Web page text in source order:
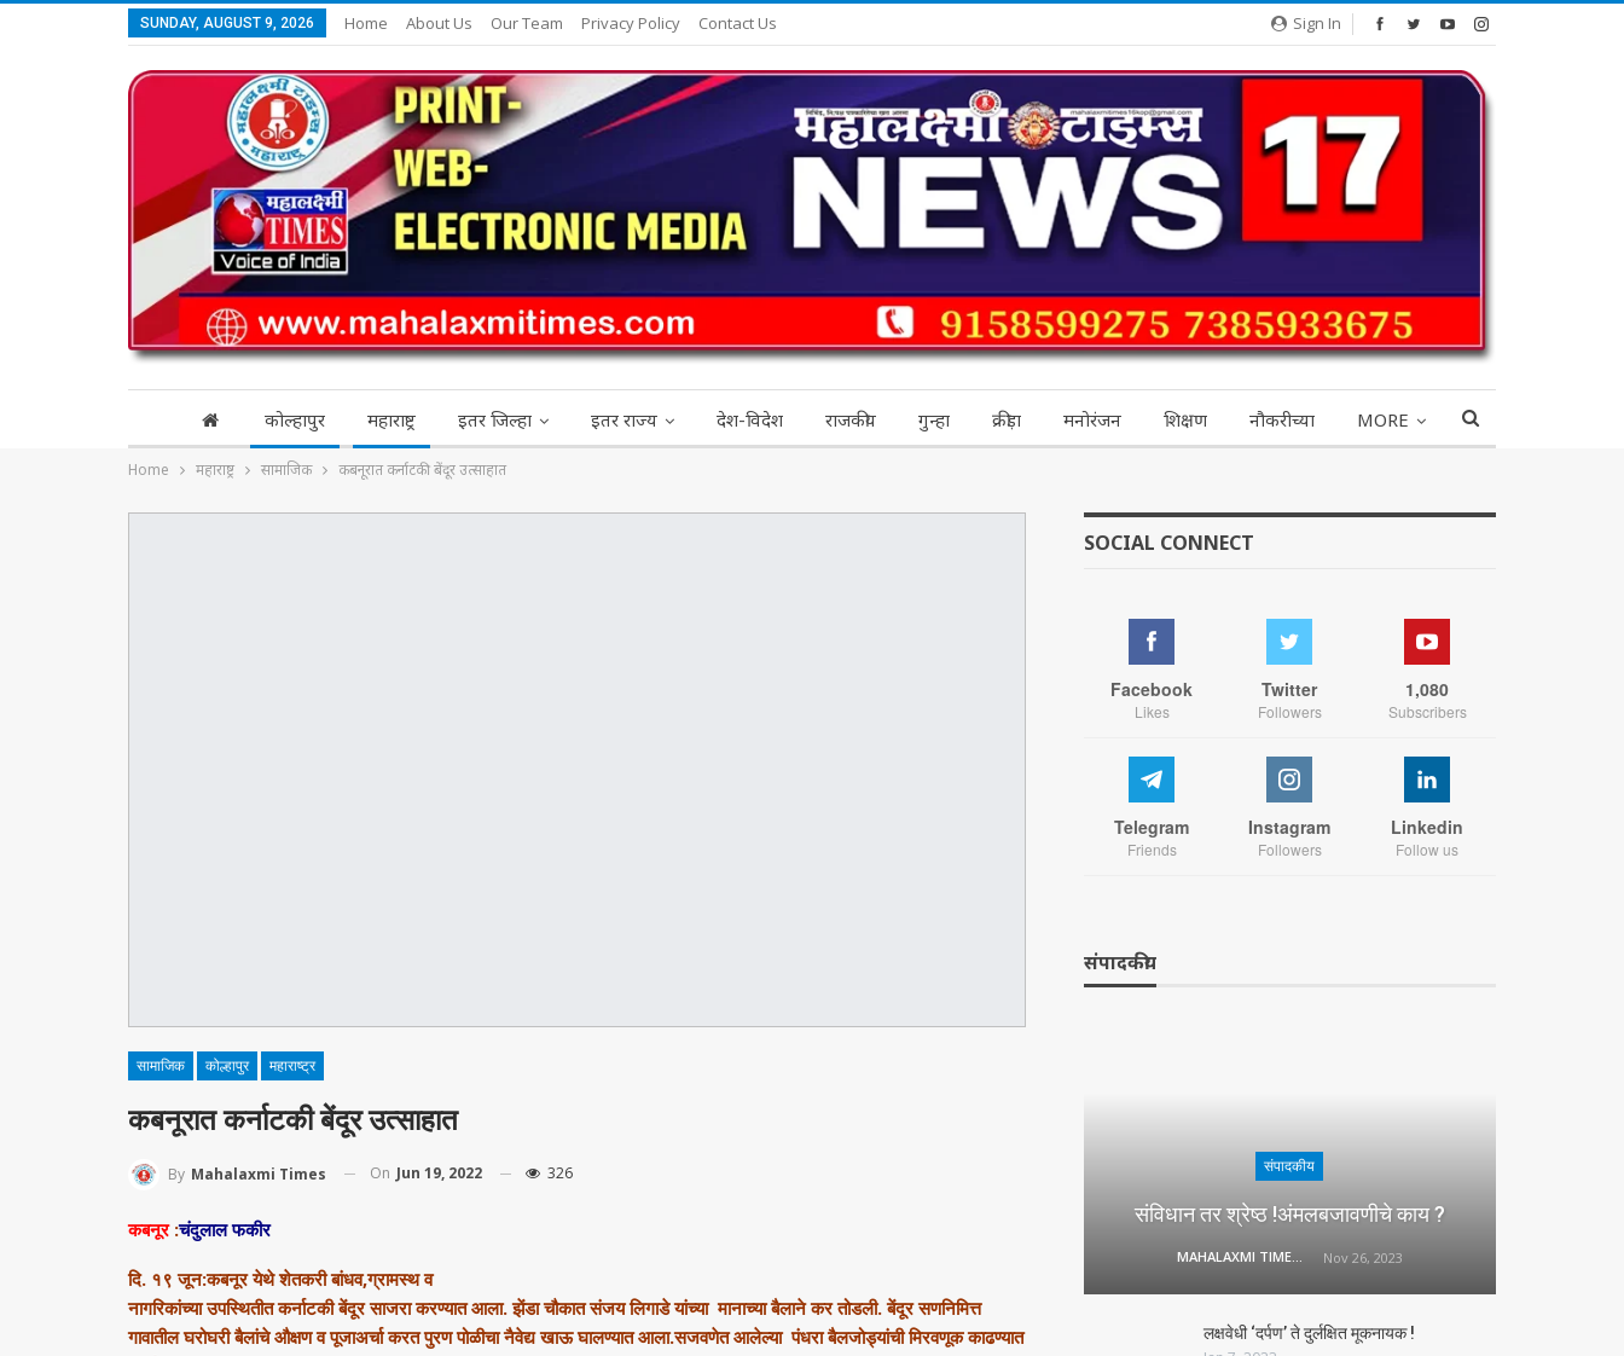
Sign In
SUNDAY, AUGUST 9, 2026 Home About Us Our Team Privacy Policy Contact Us
कोल्हापुर महाराष्ट्र इतर जिल्हा इतर राज्य देश-विदेश राजकीय गुन्हा क्रीड़ा मनोरंजन शिक्षण नौकरीच्या MORE
Home महाराष्ट्र सामाजिक कबनूरात कर्नाटकी बेंदूर उत्साहात
सामाजिक कोल्हापुर महाराष्ट्र
कबनूरात कर्नाटकी बेंदूर उत्साहात
By Mahalaxmi Times On Jun 19, 2022 326
कबनूर:चंदुलाल फकीर
दि. १९ जून:कबनूर येथे शेतकरी बांधव,ग्रामस्थ व
नागरिकांच्या उपस्थितीत कर्नाटकी बेंदूर साजरा करण्यात आला. झेंडा चौकात संजय लिगाडे यांच्या मानाच्या बैलाने कर तोडली. बेंदूर सणनिमित्त
गावातील घरोघरी बैलांचे औक्षण व पूजाअर्चा करत पुरण पोळीचा नैवेद्य खाऊ घालण्यात आला.सजवणेत आलेल्या पंधरा बैलजोड्यांची मिरवणूक काढण्यात
SOCIAL CONNECT
Facebook
Likes
Twitter
Followers
1,080
Subscribers
Telegram
Friends
Instagram
Followers
Linkedin
Follow us
संपादकीय
संपादकीय
संविधान तर श्रेष्ठ !अंमलबजावणीचे काय ?
MAHALAXMI TIMES Nov 26, 2023
लक्षवेधी ‘दर्पण’ ते दुर्लक्षित मूकनायक !